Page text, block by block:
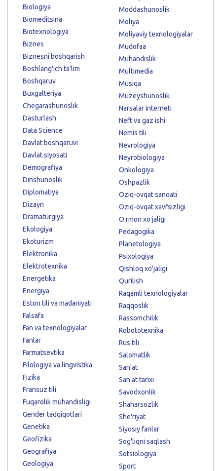
Biologiya
Biomeditsina
Biotexnologiya
Biznes
Biznesni boshqarish
Boshlang'ich ta'lim
Boshqaruv
Buxgalteriya
Chegarashunoslik
Dasturlash
Data Science
Davlat boshqaruvi
Davlat siyosati
Demografiya
Dinshunoslik
Diplomatiya
Dizayn
Dramaturgiya
Ekologiya
Ekoturizm
Elektronika
Elektrotexnika
Energetika
Energiya
Eston tili va madaniyati
Falsafa
Fan va texnologiyalar
Fanlar
Farmatsevtika
Filologiya va lingvistika
Fizika
Fransuz tili
Fuqarolik muhandisligi
Gender tadqiqotlari
Genetika
Geofizika
Geografiya
Geologiya
Moddashunoslik
Moliya
Moliyaviy texnologiyalar
Mudofaa
Muhandislik
Multimedia
Musiqa
Muzeyshunoslik
Narsalar interneti
Neft va gaz ishi
Nemis tili
Nevrologiya
Neyrobiologiya
Onkologiya
Oshpazlik
Oziq-ovqat sanoati
Oziq-ovqat xavfsizligi
Oʻrmon xoʻjaligi
Pedagogika
Planetologiya
Psixologiya
Qishloq xo'jaligi
Qurilish
Raqamli texnologiyalar
Raqqoslik
Rassomchilik
Robototexnika
Rus tili
Salomatlik
San'at
San'at tarixi
Savodxonlik
Shaharsozlik
She'riyat
Siyosiy fanlar
Sog'liqni saqlash
Sotsiologiya
Sport